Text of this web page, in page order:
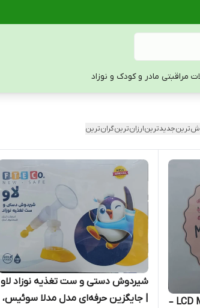
مراقبتی مادر و کودک و نوزاد
جدیدترینارزان‌ترینگران‌ترین
شیردوش برقی یونی‌مام LCD Minuet –
شیردوش دستی و ست تغذیه نوزاد لاو
| جایگزین حرفه‌ای مدل مدلا سوئیس،